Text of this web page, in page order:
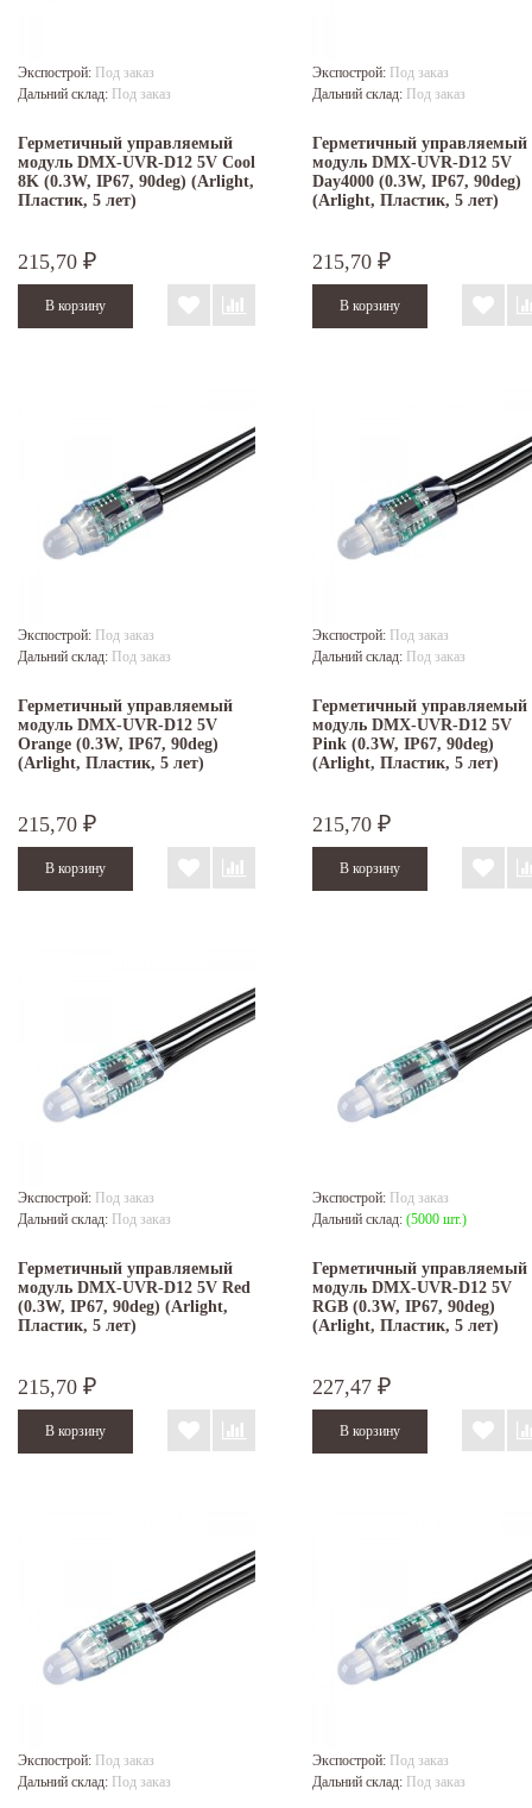
Экспострой: Под заказ
Дальний склад: Под заказ
Герметичный управляемый
модуль DMX-UVR-D12 5V Cool
8K (0.3W, IP67, 90deg) (Arlight,
Пластик, 5 лет)
215,70 ₽
Экспострой: Под заказ
Дальний склад: Под заказ
Герметичный управляемый
модуль DMX-UVR-D12 5V
Day4000 (0.3W, IP67, 90deg)
(Arlight, Пластик, 5 лет)
215,70 ₽
Экспострой: Под заказ
Дальний склад: Под заказ
Герметичный управляемый
модуль DMX-UVR-D12 5V
Orange (0.3W, IP67, 90deg)
(Arlight, Пластик, 5 лет)
215,70 ₽
Экспострой: Под заказ
Дальний склад: Под заказ
Герметичный управляемый
модуль DMX-UVR-D12 5V
Pink (0.3W, IP67, 90deg)
(Arlight, Пластик, 5 лет)
215,70 ₽
Экспострой: Под заказ
Дальний склад: Под заказ
Герметичный управляемый
модуль DMX-UVR-D12 5V Red
(0.3W, IP67, 90deg) (Arlight,
Пластик, 5 лет)
215,70 ₽
Экспострой: Под заказ
Дальний склад: (5000 шт.)
Герметичный управляемый
модуль DMX-UVR-D12 5V
RGB (0.3W, IP67, 90deg)
(Arlight, Пластик, 5 лет)
227,47 ₽
Экспострой: Под заказ
Дальний склад: Под заказ
Экспострой: Под заказ
Дальний склад: Под заказ